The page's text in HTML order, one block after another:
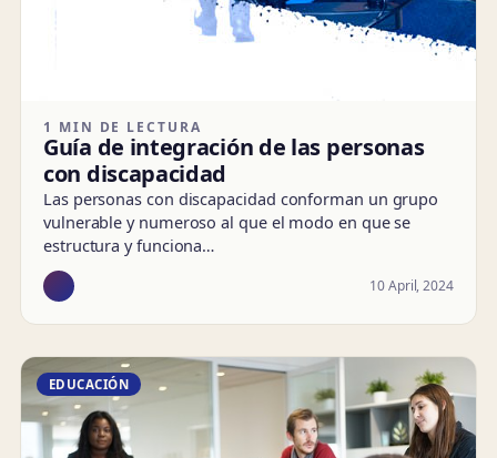
1 MIN DE LECTURA
Guía de integración de las personas
con discapacidad
Las personas con discapacidad conforman un grupo
vulnerable y numeroso al que el modo en que se
estructura y funciona…
10 April, 2024
EDUCACIÓN